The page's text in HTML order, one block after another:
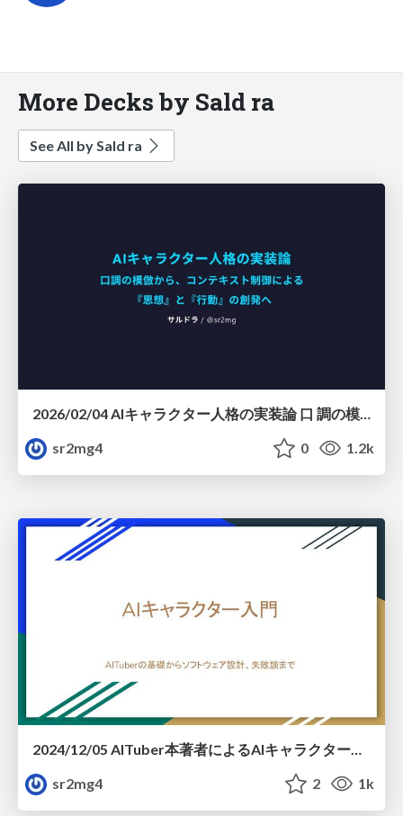
More Decks by Sald ra
See All by Sald ra
2026/02/04 AIキャラクター人格の実装論 口 調の模倣から、コンテキスト制御による 『思想』と『行動』の創発へ
sr2mg4
0 1.2k
sr2mg4
2 1k